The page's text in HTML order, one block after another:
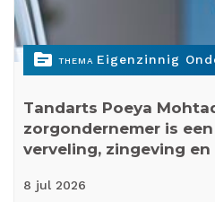
topic THEMA Eigenzinnig
Tandarts Poeya
zorgondernemer is
verveling, zingeving en
8 jul 2026